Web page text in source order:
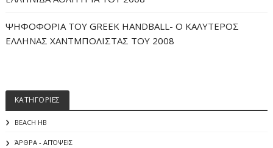
ΨΗΦΟΦΟΡΙΑ ΤΟΥ GREEK HANDBALL- O ΚΑΛΥΤΕΡΟΣ
ΕΛΛΗΝΑΣ ΧΑΝΤΜΠΟΛΙΣΤΑΣ ΤΟΥ 2008
ΚΑΤΗΓΟΡΙΕΣ
BEACH HB
ΆΡΘΡΑ - ΑΠΌΨΕΙΣ